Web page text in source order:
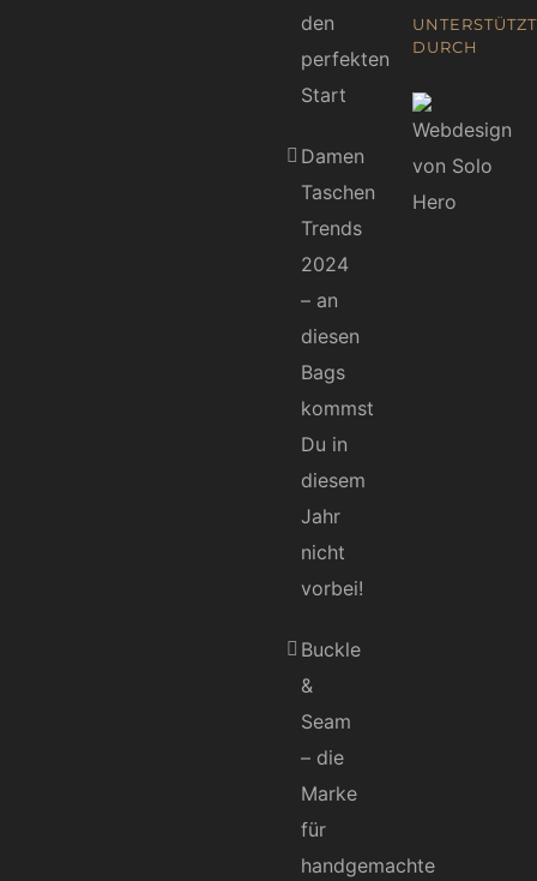
den
perfekten
Start
Damen
Taschen
Trends
2024
– an
diesen
Bags
kommst
Du in
diesem
Jahr
nicht
vorbei!
Buckle
&
Seam
– die
Marke
für
handgemachte
UNTERSTÜTZT
DURCH